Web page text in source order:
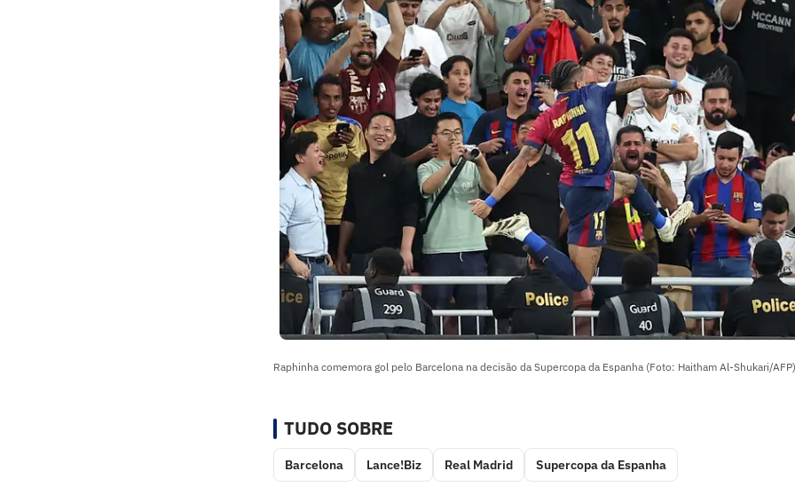
Raphinha comemora gol pelo Barcelona na decisão da Supercopa da Espanha (Foto: Haitham Al-Shukari/AFP)
TUDO SOBRE
Barcelona Lance!Biz Real Madrid Supercopa da Espanha